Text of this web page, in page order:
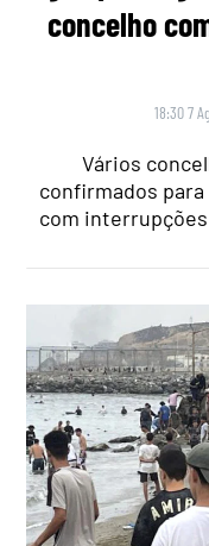
concelho
18:30 7
Vários
confirmados para
com